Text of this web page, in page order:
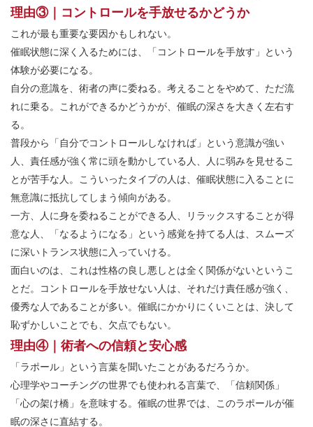
理由③｜コントロールを手放せるかどうか
これが最も重要な要因かもしれない。
催眠状態に深く入るためには、「コントロールを手放す」という
体験が必要になる。
自分の意識を、術者の声に委ねる。考えることをやめて、ただ流
れに乗る。これができるかどうかが、催眠の深さを大きく左右す
る。
普段から「自分でコントロールしなければ」という意識が強い
人、責任感が強く常に頭を動かしている人、人に弱みを見せるこ
とが苦手な人。こういったタイプの人は、催眠状態に入ることに
無意識に抵抗してしまう傾向がある。
一方、人に身を委ねることができる人、リラックスすることが得
意な人、「なるようになる」という感覚を持てる人は、スムーズ
に深いトランス状態に入っていける。
面白いのは、これは性格の良し悪しとは全く関係がないというこ
とだ。コントロールを手放せない人は、それだけ責任感が強く、
優秀な人であることが多い。催眠にかかりにくいことは、決して
恥ずかしいことでも、欠点でもない。
理由④｜術者への信頼と安心感
「ラポール」という言葉を聞いたことがあるだろうか。
心理学やコーチングの世界でも使われる言葉で、「信頼関係」
「心の架け橋」を意味する。催眠の世界では、このラポールが催
眠の深さに直結する。